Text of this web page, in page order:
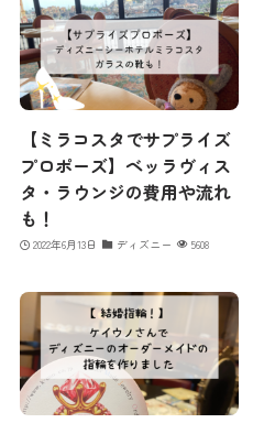
【ミラコスタでサプライズ
プロポーズ】ベッラヴィス
タ・ラウンジの費用や流れ
も！
2022年6月13日 ディズニー 5608